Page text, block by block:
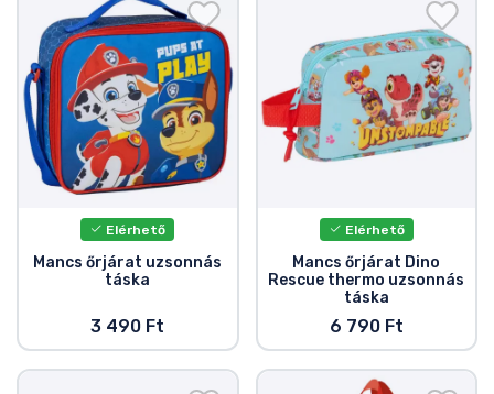
Elérhető
Mancs őrjárat uzsonnás
táska
3 490 Ft
Elérhető
Mancs őrjárat Dino
Rescue thermo uzsonnás
táska
6 790 Ft